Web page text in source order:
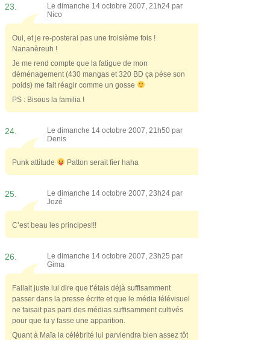
23.
Le dimanche 14 octobre 2007, 21h24 par
Nico
Oui, et je re-posterai pas une troisième fois !
Nananèreuh !
Je me rend compte que la fatigue de mon
déménagement (430 mangas et 320 BD ça pèse son
poids) me fait réagir comme un gosse
PS : Bisous la familia !
24.
Le dimanche 14 octobre 2007, 21h50 par
Denis
Punk attitude Patton serait fier haha
25.
Le dimanche 14 octobre 2007, 23h24 par
Jozé
C’est beau les principes!!!
26.
Le dimanche 14 octobre 2007, 23h25 par
Gima
Fallait juste lui dire que t’étais déjà suffisamment
passer dans la presse écrite et que le média télévisuel
ne faisait pas parti des médias suffisamment cultivés
pour que tu y fasse une apparition.
Quant à Maïa la célébrité lui parviendra bien assez tôt